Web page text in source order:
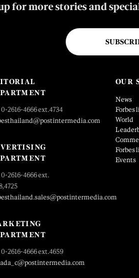
for more stories and
2616-4666 ext.4734
2616-4666 ext.
2616-4666 ext.4659
OUR
News
Forbes
World
Forbes
Events